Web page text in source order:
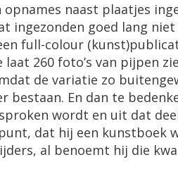
opnames naast plaatjes
ingezonden goed lang niet
full-colour (kunst)
laat 260 foto’s van pijpen
de variatie zo
bestaan. En dan te
wordt en uit dat
, dat hij een kunstboek
, al benoemt hij die